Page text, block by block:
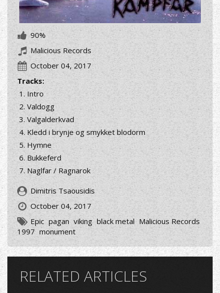
90%
Malicious Records
October 04, 2017
Tracks:
Intro
Valdogg
Valgalderkvad
Kledd i brynje og smykket blodorm
Hymne
Bukkeferd
Naglfar / Ragnarok
Dimitris Tsaousidis
October 04, 2017
Epic pagan viking black metal Malicious Records
1997 monument
RELATED ARTICLES